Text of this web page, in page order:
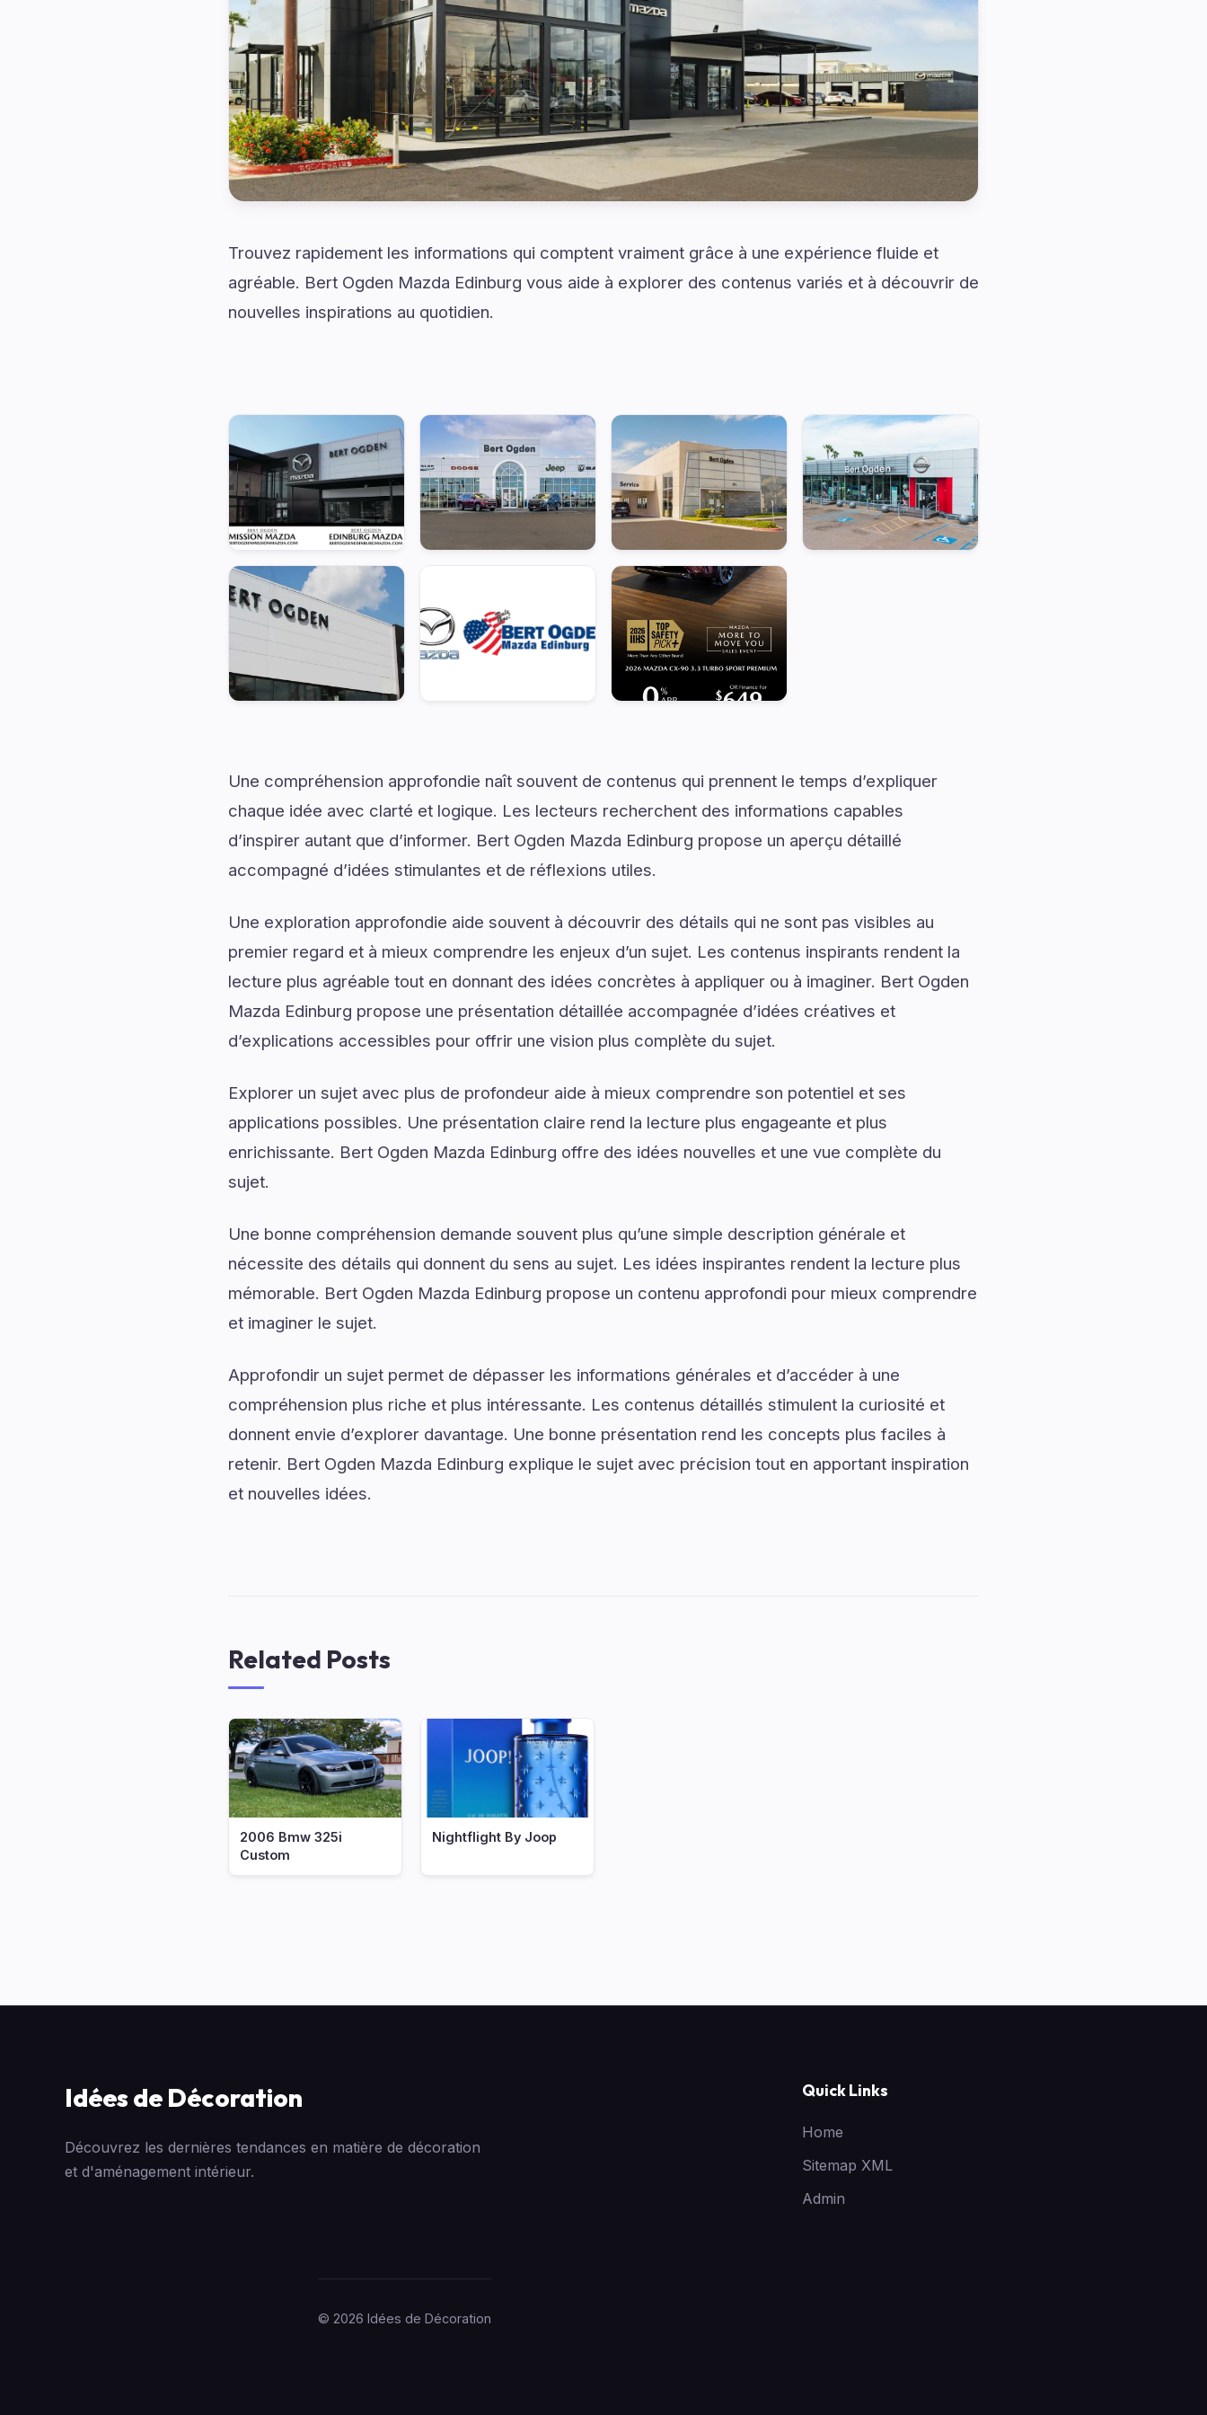
Trouvez rapidement les informations qui comptent vraiment grâce à une expérience fluide et
agréable. Bert Ogden Mazda Edinburg vous aide à explorer des contenus variés et à découvrir de
nouvelles inspirations au quotidien.
Une compréhension approfondie naît souvent de contenus qui prennent le temps d’expliquer
chaque idée avec clarté et logique. Les lecteurs recherchent des informations capables
d’inspirer autant que d’informer. Bert Ogden Mazda Edinburg propose un aperçu détaillé
accompagné d’idées stimulantes et de réflexions utiles.
Une exploration approfondie aide souvent à découvrir des détails qui ne sont pas visibles au
premier regard et à mieux comprendre les enjeux d’un sujet. Les contenus inspirants rendent la
lecture plus agréable tout en donnant des idées concrètes à appliquer ou à imaginer. Bert Ogden
Mazda Edinburg propose une présentation détaillée accompagnée d’idées créatives et
d’explications accessibles pour offrir une vision plus complète du sujet.
Explorer un sujet avec plus de profondeur aide à mieux comprendre son potentiel et ses
applications possibles. Une présentation claire rend la lecture plus engageante et plus
enrichissante. Bert Ogden Mazda Edinburg offre des idées nouvelles et une vue complète du
sujet.
Une bonne compréhension demande souvent plus qu’une simple description générale et
nécessite des détails qui donnent du sens au sujet. Les idées inspirantes rendent la lecture plus
mémorable. Bert Ogden Mazda Edinburg propose un contenu approfondi pour mieux comprendre
et imaginer le sujet.
Approfondir un sujet permet de dépasser les informations générales et d’accéder à une
compréhension plus riche et plus intéressante. Les contenus détaillés stimulent la curiosité et
donnent envie d’explorer davantage. Une bonne présentation rend les concepts plus faciles à
retenir. Bert Ogden Mazda Edinburg explique le sujet avec précision tout en apportant inspiration
et nouvelles idées.
Related Posts
2006 Bmw 325i
Custom
Nightflight By Joop
Idées de Décoration
Découvrez les dernières tendances en matière de décoration
et d'aménagement intérieur.
Quick Links
Home
Sitemap XML
Admin
© 2026 Idées de Décoration